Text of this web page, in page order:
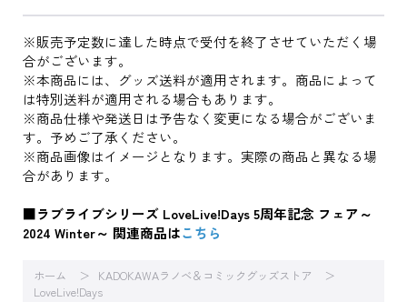
※販売予定数に達した時点で受付を終了させていただく場
合がございます。
※本商品には、グッズ送料が適用されます。商品によって
は特別送料が適用される場合もあります。
※商品仕様や発送日は予告なく変更になる場合がございま
す。予めご了承ください。
※商品画像はイメージとなります。実際の商品と異なる場
合があります。
■ラブライブシリーズ LoveLive!Days 5周年記念 フェア～
2024 Winter～ 関連商品はこちら
ホーム
KADOKAWAラノベ＆コミックグッズストア
LoveLive!Days